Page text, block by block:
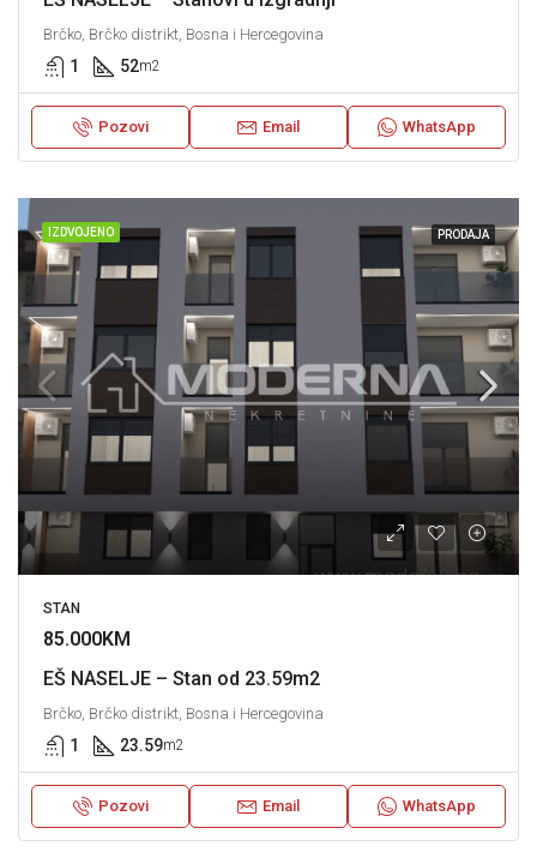
Brčko, Brčko distrikt, Bosna i Hercegovina
1 52m2
Pozovi Email WhatsApp
IZDVOJENO PRODAJA
STAN
85.000KM
EŠ NASELJE – Stan od 23.59m2
Brčko, Brčko distrikt, Bosna i Hercegovina
1 23.59m2
Pozovi Email WhatsApp